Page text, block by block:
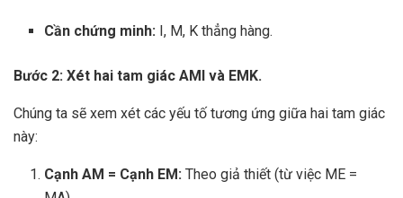
Cần chứng minh: I, M, K thẳng hàng.
Bước 2: Xét hai tam giác AMI và EMK.
Chúng ta sẽ xem xét các yếu tố tương ứng giữa hai tam giác
này:
Cạnh AM = Cạnh EM: Theo giả thiết (từ việc ME =